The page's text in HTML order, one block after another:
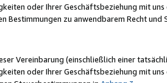
oder Ihrer Geschäftsbeziehung mit uns
Bestimmungen zu anwendbarem Recht und
Vereinbarung (einschließlich einer
oder Ihrer Geschäftsbeziehung mit uns